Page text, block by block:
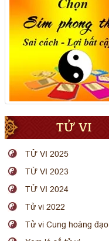
TỬ VI
TỬ VI 2025
TỬ VI 2023
TỬ VI 2024
Tử vi 2022
Tử vi Cung hoàng đạo